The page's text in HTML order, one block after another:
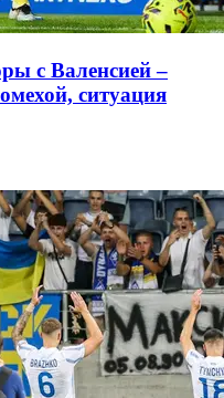
с Валенсией –
ситуация